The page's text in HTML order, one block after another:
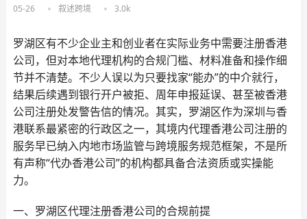
05-26 叙述跨境 3.0k
罗湖区有不少企业主和创业者在实际业务中需要注册香港
公司，但对本地代理机构的合规门槛、材料准备和操作细
节并不清楚。不少人误以为只要找家“能办”的中介就行，
结果后续遇到银行开户被拒、周年申报延误、甚至被香港
公司注册处发警告信的情况。其实，罗湖区作为深圳与香
港联系最紧密的行政区之一，其境内代理香港公司注册的
服务早已纳入内地市场监管与跨境服务规范框架，不是所
有声称“代办香港公司”的机构都具备合法资质或实操能
力。
一、罗湖区代理注册香港公司的合规前提